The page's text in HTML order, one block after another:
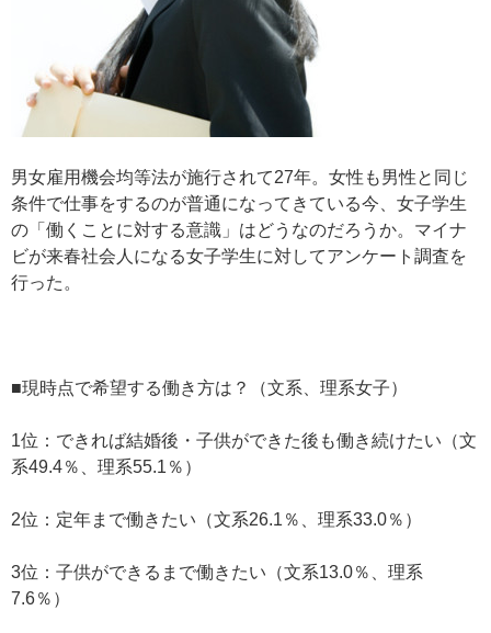
男女雇用機会均等法が施行されて27年。女性も男性と同じ
条件で仕事をするのが普通になってきている今、女子学生
の「働くことに対する意識」はどうなのだろうか。マイナ
ビが来春社会人になる女子学生に対してアンケート調査を
行った。
■現時点で希望する働き方は？（文系、理系女子）
1位：できれば結婚後・子供ができた後も働き続けたい（文
系49.4％、理系55.1％）
2位：定年まで働きたい（文系26.1％、理系33.0％）
3位：子供ができるまで働きたい（文系13.0％、理系
7.6％）